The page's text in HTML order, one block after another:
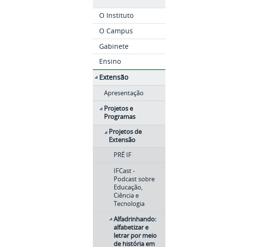
O Instituto
O Campus
Gabinete
Ensino
Extensão
Apresentação
Projetos e
Programas
Projetos de
Extensão
PRÉ IF
IFCast -
Podcast sobre
Educação,
Ciência e
Tecnologia
Alfadrinhando:
alfabetizar e
letrar por meio
de história em